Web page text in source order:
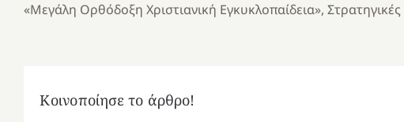
«Μεγάλη Ορθόδοξη Χριστιανική Εγκυκλοπαίδεια»,
Κοινοποίησε το άρθρο!